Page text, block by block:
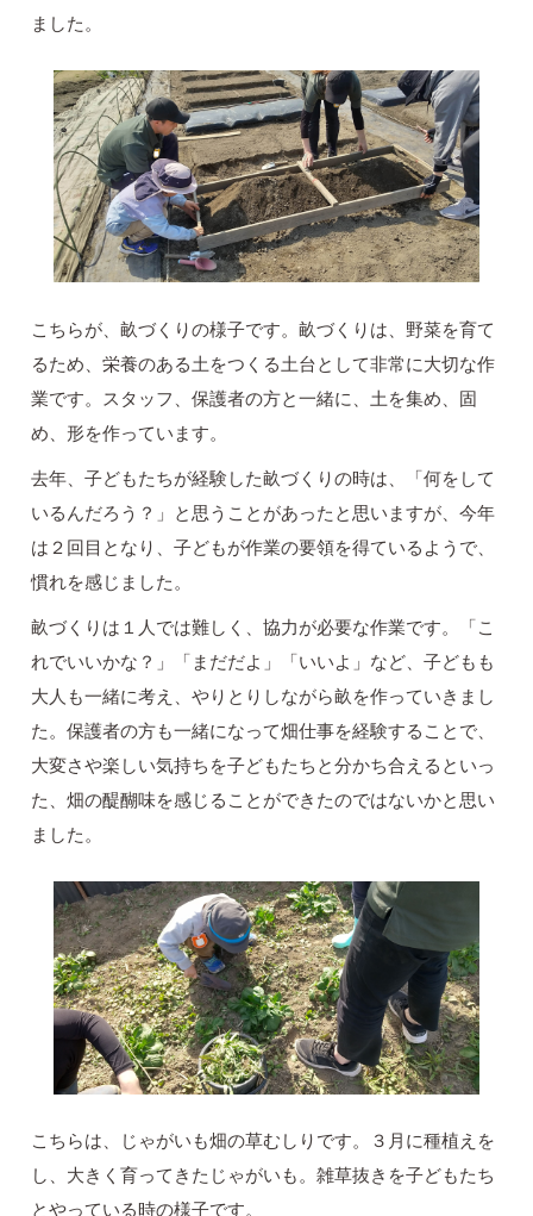
ました。
こちらが、畝づくりの様子です。畝づくりは、野菜を育て
るため、栄養のある土をつくる土台として非常に大切な作
業です。スタッフ、保護者の方と一緒に、土を集め、固
め、形を作っています。
去年、子どもたちが経験した畝づくりの時は、「何をして
いるんだろう？」と思うことがあったと思いますが、今年
は２回目となり、子どもが作業の要領を得ているようで、
慣れを感じました。
畝づくりは１人では難しく、協力が必要な作業です。「こ
れでいいかな？」「まだだよ」「いいよ」など、子どもも
大人も一緒に考え、やりとりしながら畝を作っていきまし
た。保護者の方も一緒になって畑仕事を経験することで、
大変さや楽しい気持ちを子どもたちと分かち合えるといっ
た、畑の醍醐味を感じることができたのではないかと思い
ました。
こちらは、じゃがいも畑の草むしりです。３月に種植えを
し、大きく育ってきたじゃがいも。雑草抜きを子どもたち
とやっている時の様子です。